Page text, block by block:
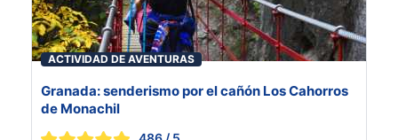
ACTIVIDAD DE AVENTURAS
Granada: senderismo por el cañón Los Cahorros
de Monachil